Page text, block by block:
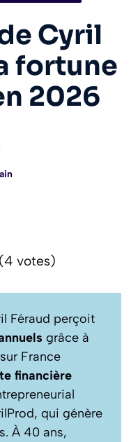
Cyril
fortune
2026
votes)
Féraud perçoit
grâce à
France
financière
qui génère
À 40 ans,